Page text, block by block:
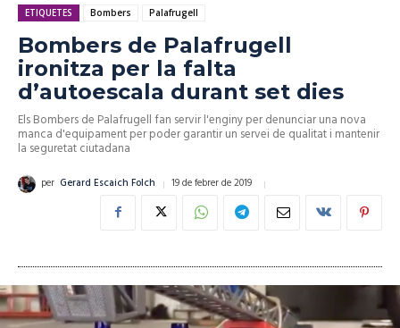
ETIQUETES Bombers Palafrugell
Bombers de Palafrugell
ironitza per la falta
d’autoescala durant set dies
Els Bombers de Palafrugell fan servir l'enginy per denunciar una nova
manca d'equipament per poder garantir un servei de qualitat i mantenir
la seguretat ciutadana
per Gerard Escaich Folch 19 de febrer de 2019